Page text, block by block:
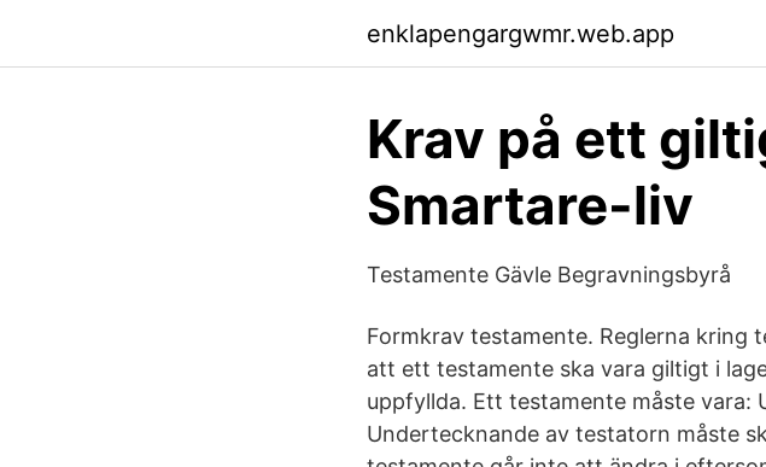
enklapengargwmr.web.app
Krav på ett
Smartare-liv
Testamente Gävle Begravningsbyrå
Formkrav testamente. Reglerna kring
att ett testamente ska vara giltigt i
uppfyllda. Ett testamente måste
Undertecknande av testatorn måste